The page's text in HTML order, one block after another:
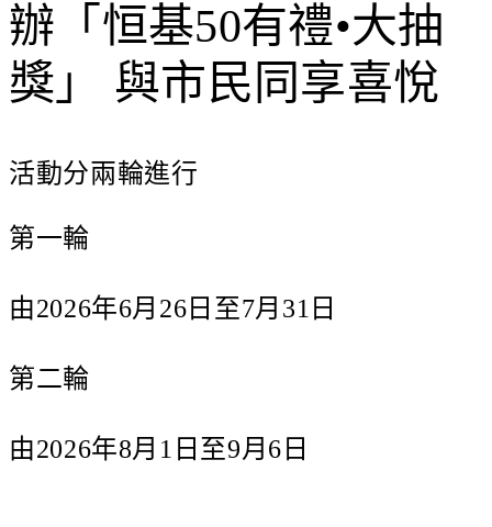
辦「恒基50有禮•大抽
獎」 與市民同享喜悅
活動分兩輪進行
第一輪
由2026年6月26日至7月31日
第二輪
由2026年8月1日至9月6日